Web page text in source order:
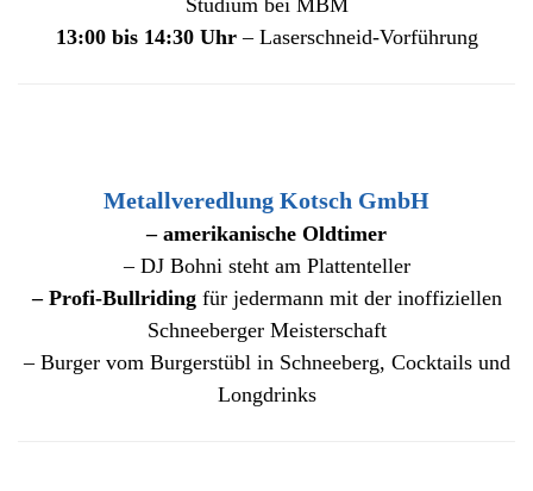
Studium bei MBM
13:00 bis 14:30 Uhr– Laserschneid-Vorführung
Metallveredlung Kotsch GmbH
– amerikanische Oldtimer
– DJ Bohni steht am Plattenteller
– Profi-Bullridingfür jedermann mit der inoffiziellen
Schneeberger Meisterschaft
– Burger vom Burgerstübl in Schneeberg, Cocktails und
Longdrinks